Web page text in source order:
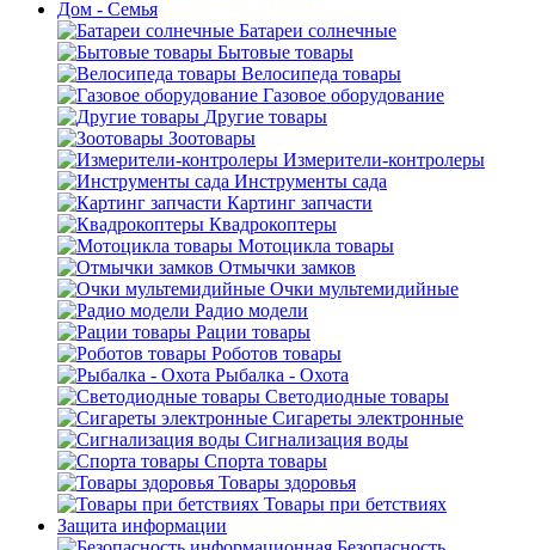
Дом - Семья
Батареи солнечные
Бытовые товары
Велосипеда товары
Газовое оборудование
Другие товары
Зоотовары
Измерители-контролеры
Инструменты сада
Картинг запчасти
Квадрокоптеры
Мотоцикла товары
Отмычки замков
Очки мультемидийные
Радио модели
Рации товары
Роботов товары
Рыбалка - Охота
Светодиодные товары
Сигареты электронные
Сигнализация воды
Спорта товары
Товары здоровья
Товары при бетствиях
Защита информации